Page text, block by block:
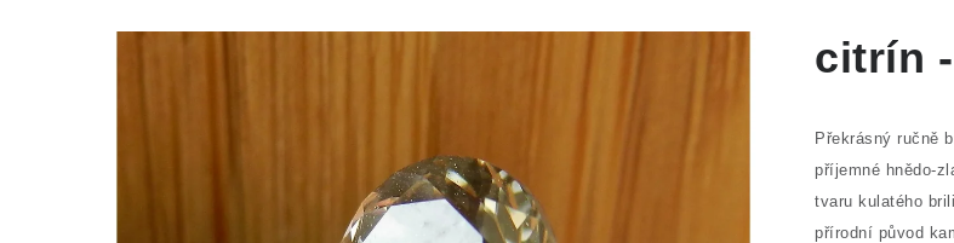
citrín
Překrásný ručně
příjemné hnědo-
tvaru kulatého
přírodní původ